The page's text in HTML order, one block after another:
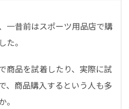
一昔前はスポーツ用品店で購
た。
商品を試着したり、実際に試
、商品購入するという人も多